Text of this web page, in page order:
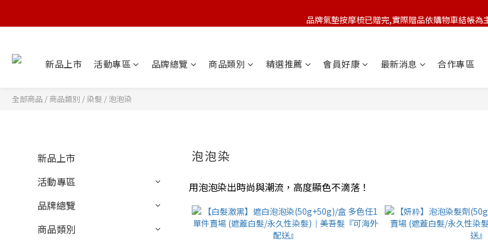
🆕 新會員註冊開卡送9折券 💰
品牌氣墊按摩梳已贈完,實際贈品依購物車結帳為主
新品上市 活動專區 品牌總覽 商品類別 精選推薦 會員好康 最新消息 合作專區
全部商品 / 商品類別 / 染髮 /泡泡染
新品上市
活動專區
品牌總覽
商品類別
泡泡染
用泡泡染出時尚與潮流，高度顯色不滴落！